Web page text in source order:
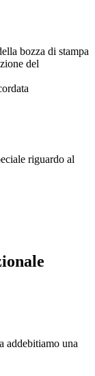
bozza di stampa
del
riguardo al
addebitiamo una